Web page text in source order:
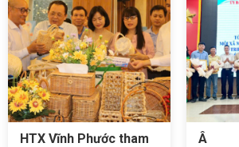
địa bàn tỉnh, gồm: HTX
Thủ công mỹ nghệ xuất
khẩu Vĩnh Phước
(phường Ninh Hòa); HTX
Trầm hương Vạn Thắng
(xã Vạn Thắng).
phẩm
HTX Vĩnh Phước tham
Â